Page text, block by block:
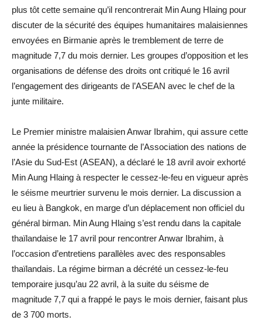
plus tôt cette semaine qu’il rencontrerait Min Aung Hlaing pour
discuter de la sécurité des équipes humanitaires malaisiennes
envoyées en Birmanie après le tremblement de terre de
magnitude 7,7 du mois dernier. Les groupes d’opposition et les
organisations de défense des droits ont critiqué le 16 avril
l’engagement des dirigeants de l’ASEAN avec le chef de la
junte militaire.
Le Premier ministre malaisien Anwar Ibrahim, qui assure cette
année la présidence tournante de l’Association des nations de
l’Asie du Sud-Est (ASEAN), a déclaré le 18 avril avoir exhorté
Min Aung Hlaing à respecter le cessez-le-feu en vigueur après
le séisme meurtrier survenu le mois dernier. La discussion a
eu lieu à Bangkok, en marge d’un déplacement non officiel du
général birman. Min Aung Hlaing s’est rendu dans la capitale
thaïlandaise le 17 avril pour rencontrer Anwar Ibrahim, à
l’occasion d’entretiens parallèles avec des responsables
thaïlandais. La régime birman a décrété un cessez-le-feu
temporaire jusqu’au 22 avril, à la suite du séisme de
magnitude 7,7 qui a frappé le pays le mois dernier, faisant plus
de 3 700 morts.